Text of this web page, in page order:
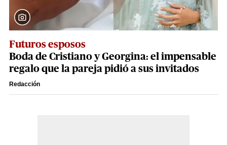
Futuros esposos
Boda de Cristiano y Georgina: el impensable
regalo que la pareja pidió a sus invitados
Redacción